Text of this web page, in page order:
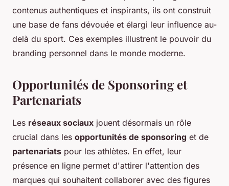
contenus authentiques et inspirants, ils ont construit
une base de fans dévouée et élargi leur influence au-
delà du sport. Ces exemples illustrent le pouvoir du
branding personnel dans le monde moderne.
Opportunités de Sponsoring et
Partenariats
Les réseaux sociaux jouent désormais un rôle
crucial dans les opportunités de sponsoring et de
partenariats pour les athlètes. En effet, leur
présence en ligne permet d'attirer l'attention des
marques qui souhaitent collaborer avec des figures